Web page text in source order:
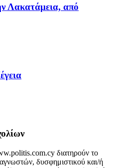
Λακατάμεια, από
διατηρούν το
δυσφημιστικού και/ή